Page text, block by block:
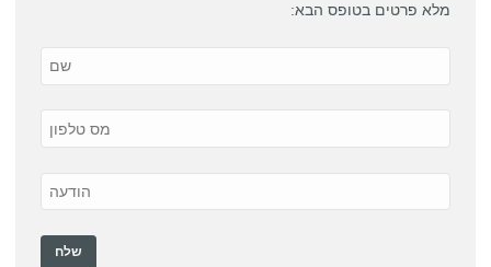
מלא פרטים בטופס הבא: